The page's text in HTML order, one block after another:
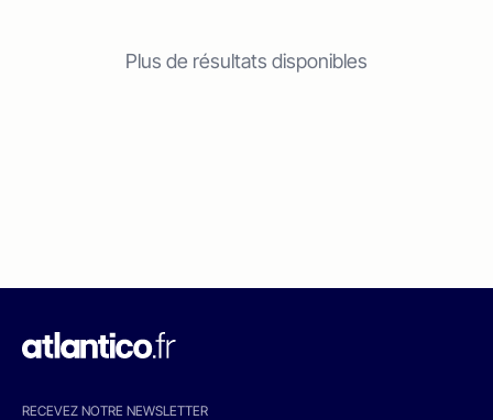
Plus de résultats disponibles
RECEVEZ NOTRE NEWSLETTER